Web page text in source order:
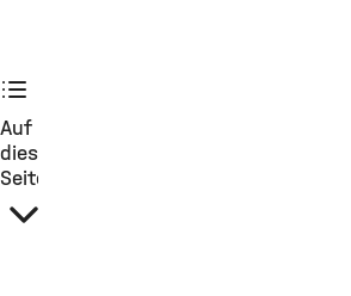
Auf
dieser
Seite